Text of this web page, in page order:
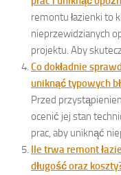
remontu łazienki to
nieprzewidzianych
projektu. Aby
Co dokładnie
uniknąć typowych
Przed
ocenić jej stan
prac, aby uniknąć
Ile trwa remont
długość oraz